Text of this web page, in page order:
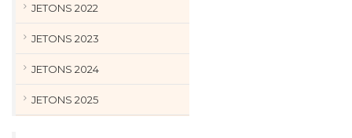
JETONS 2022
JETONS 2023
JETONS 2024
JETONS 2025